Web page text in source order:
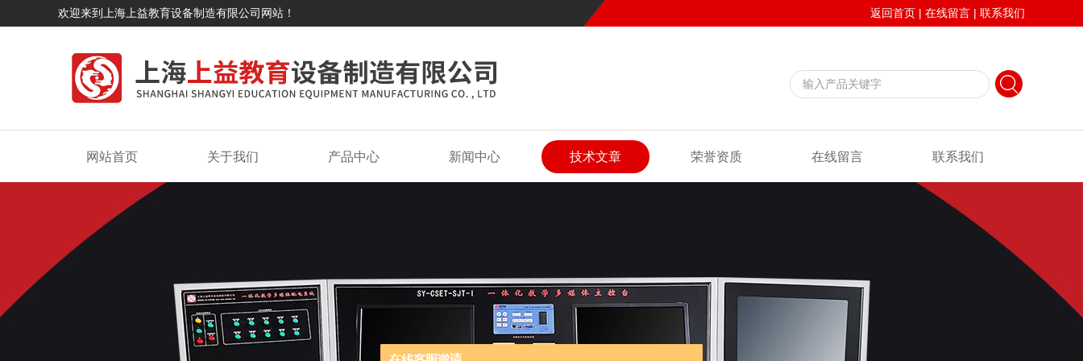
欢迎来到上海上益教育设备制造有限公司网站！ 返回首页 | 在线留言 | 联系我们
网站首页 关于我们 产品中心 新闻中心 技术文章 荣誉资质 在线留言 联系我们